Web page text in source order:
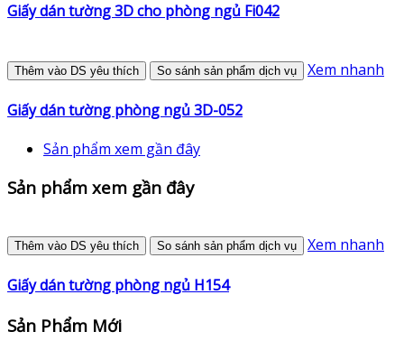
Giấy dán tường 3D cho phòng ngủ Fi042
Thêm vào DS yêu thích So sánh sản phẩm dịch vụ Xem nhanh
Giấy dán tường phòng ngủ 3D-052
Sản phẩm xem gần đây
Sản phẩm xem gần đây
Thêm vào DS yêu thích So sánh sản phẩm dịch vụ Xem nhanh
Giấy dán tường phòng ngủ H154
Sản Phẩm Mới